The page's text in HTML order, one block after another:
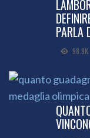
PARLA
98.9K